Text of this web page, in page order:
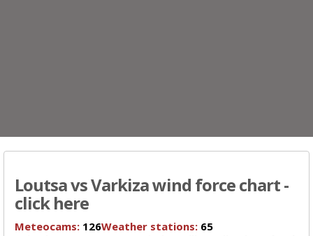
Loutsa vs Varkiza wind force chart -
click here
Meteocams: 126Weather stations: 65